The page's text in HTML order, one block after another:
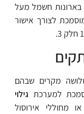
בארונות חשמל מעל
לצורך אישור
מקרים שבהם
למערכת גילוי
מחוללי אירוסול